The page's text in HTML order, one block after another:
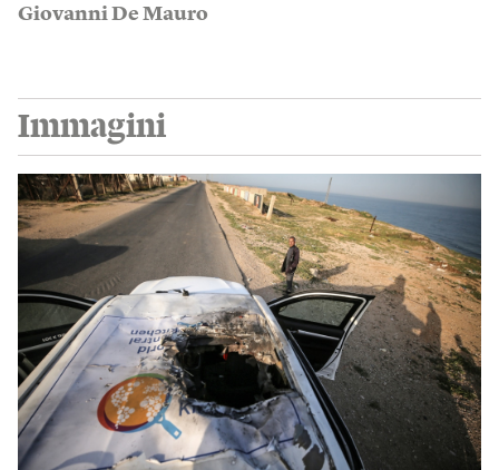
Giovanni De Mauro
Immagini